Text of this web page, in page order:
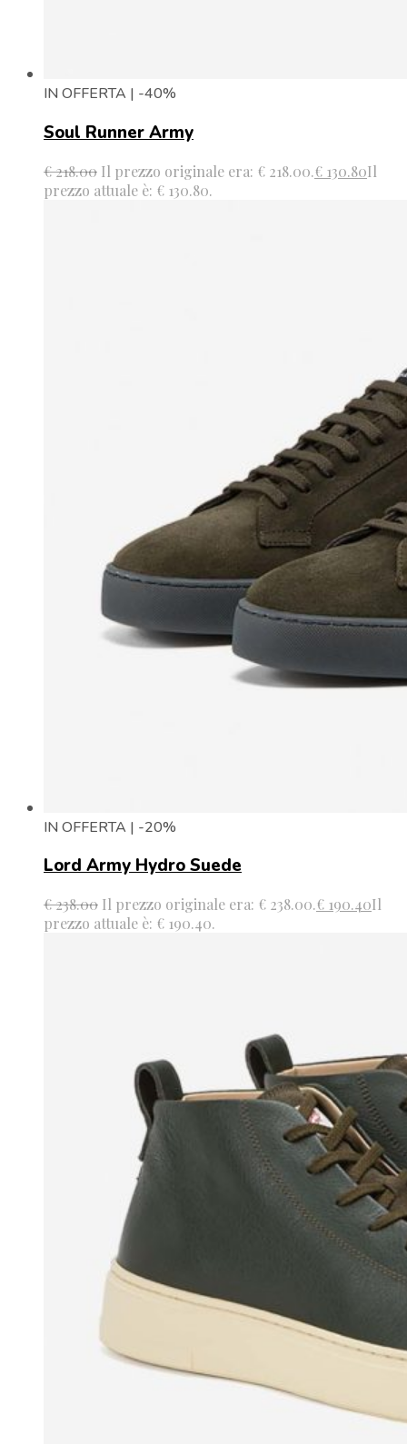
IN OFFERTA | -40%
Soul Runner Army
€218.00 Il prezzo originale era: € 218.00.€ 130.80Il
prezzo attuale è: € 130.80.
IN OFFERTA | -20%
Lord Army Hydro Suede
€238.00 Il prezzo originale era: € 238.00.€ 190.40Il
prezzo attuale è: € 190.40.